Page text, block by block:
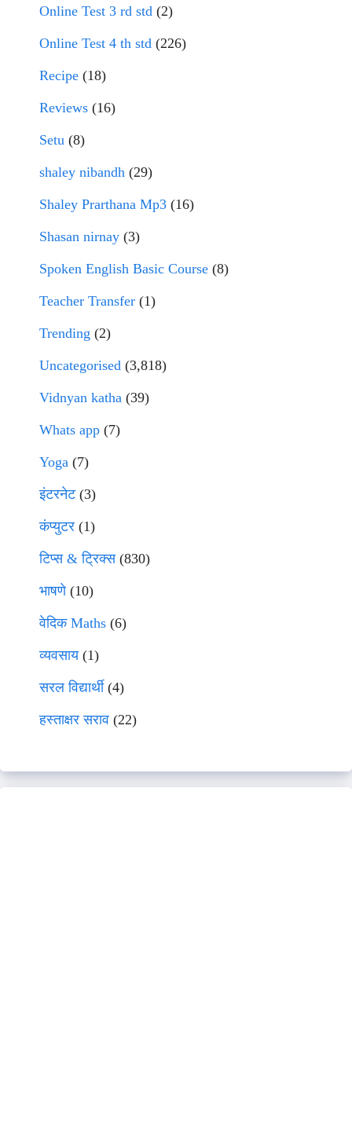
Online Test 3 rd std (2)
Online Test 4 th std (226)
Recipe (18)
Reviews (16)
Setu (8)
shaley nibandh (29)
Shaley Prarthana Mp3 (16)
Shasan nirnay (3)
Spoken English Basic Course (8)
Teacher Transfer (1)
Trending (2)
Uncategorised (3,818)
Vidnyan katha (39)
Whats app (7)
Yoga (7)
इंटरनेट(3)
कंप्युटर (1)
टिप्स & ट्रिक्स(830)
भाषणे(10)
वेदिक Maths (6)
व्यवसाय(1)
सरल विद्यार्थी(4)
हस्ताक्षर सराव (22)